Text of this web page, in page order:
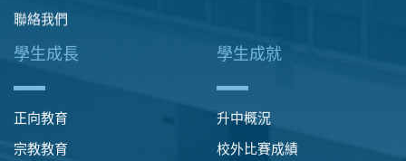
聯絡我們
學生成長
正向教育
宗教教育
學生成就
升中概況
校外比賽成績